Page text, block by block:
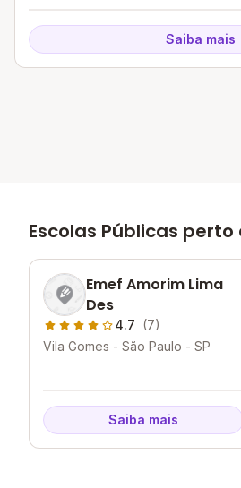
Saiba mais
Escolas Públicas perto
Emef Amorim Lima
Des
4.7 (7)
Vila Gomes - São Paulo - SP
Saiba mais